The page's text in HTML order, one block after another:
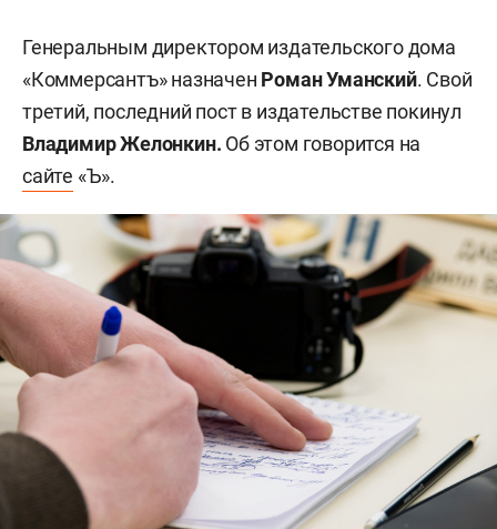
Генеральным директором издательского дома
«Коммерсантъ» назначен Роман Уманский. Свой
третий, последний пост в издательстве покинул
Владимир Желонкин. Об этом говорится на
сайте «Ъ».